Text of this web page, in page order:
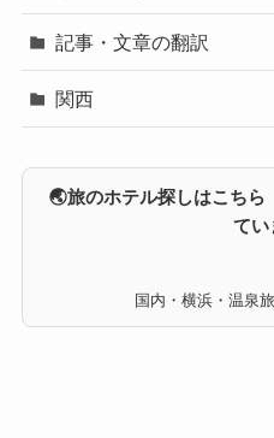
記事・文章の翻訳
関西
🌏旅のホテル探しはこち
てい